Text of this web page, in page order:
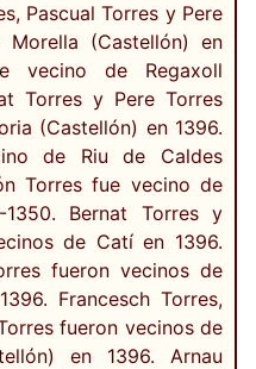
Pascual Torres y Pere
(Castellón) en
vecino de Regaxoll
Torres y Pere Torres
(Castellón) en 1396.
de Riu de Caldes
Torres fue vecino de
Bernat Torres y
de Catí en 1396.
fueron vecinos de
Francesch Torres,
fueron vecinos de
en 1396. Arnau